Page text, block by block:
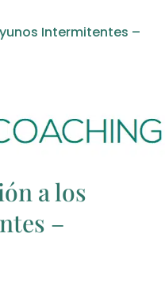
Intermitentes –
a los
–